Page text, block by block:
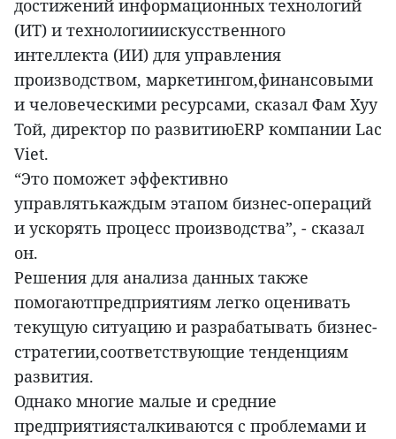
достижений информационных технологий
(ИТ) и технологииискусственного
интеллекта (ИИ) для управления
производством, маркетингом,финансовыми
и человеческими ресурсами, сказал Фам Хуу
Той, директор по развитиюERP компании Lac
Viet.
“Это поможет эффективно
управлятькаждым этапом бизнес-операций
и ускорять процесс производства”, - сказал
он.
Решения для анализа данных также
помогаютпредприятиям легко оценивать
текущую ситуацию и разрабатывать бизнес-
стратегии,соответствующие тенденциям
развития.
Однако многие малые и средние
предприятиясталкиваются с проблемами и